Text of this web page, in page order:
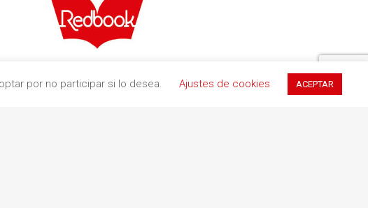
por no participar si lo desea. Ajustes de cookies ACEPTAR